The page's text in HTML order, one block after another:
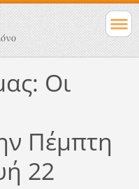
Οι
Πέμπτη
22